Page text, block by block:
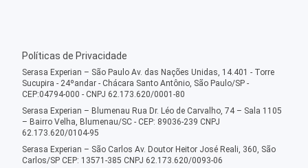
Políticas de Privacidade
Serasa Experian – São Paulo Av. das Nações Unidas, 14.401 - Torre
Sucupira - 24ºandar - Chácara Santo Antônio, São Paulo/SP -
CEP:04794-000 - CNPJ 62.173.620/0001-80
Serasa Experian – Blumenau Rua Dr. Léo de Carvalho, 74 – Sala 1105
– Bairro Velha, Blumenau/SC - CEP: 89036-239 CNPJ
62.173.620/0104-95
Serasa Experian – São Carlos Av. Doutor Heitor José Reali, 360, São
Carlos/SP CEP: 13571-385 CNPJ 62.173.620/0093-06